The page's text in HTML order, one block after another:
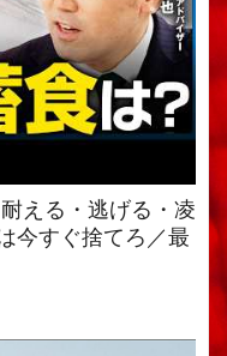
える・逃げる・凌
今すぐ捨てろ／最
蓄がなければ食料